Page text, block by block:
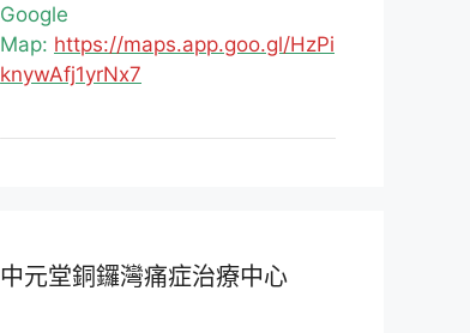
Google
Map: https://maps.app.goo.gl/HzPi
knywAfj1yrNx7
中元堂銅鑼灣痛症治療中心